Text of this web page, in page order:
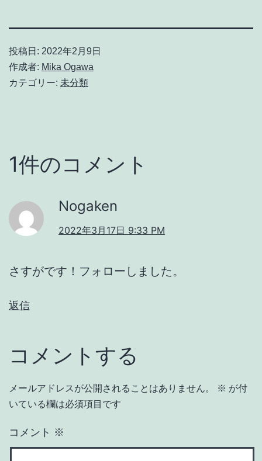
投稿日: 2022年2月9日
作成者: Mika Ogawa
カテゴリー: 未分類
1件のコメント
Nogaken
2022年3月17日 9:33 PM
さすがです！フォローしました。
返信
コメントする
メールアドレスが公開されることはありません。 ※ が付
いている欄は必須項目です
コメント ※